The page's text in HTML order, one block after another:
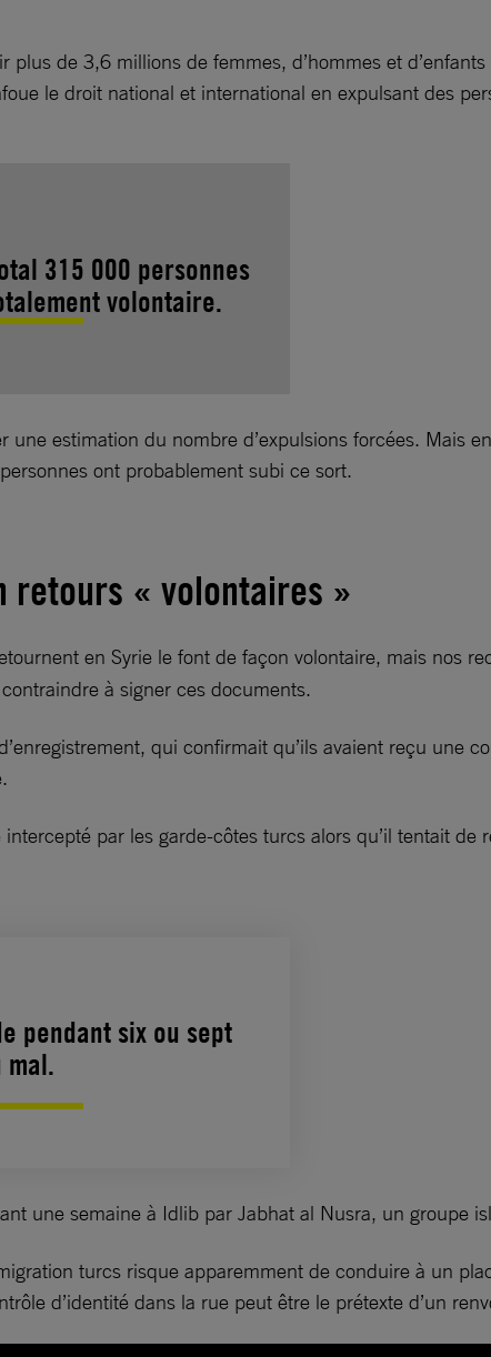
plus de 3,6 millions de femmes, d’hommes et
le droit national et international en expulsant des
315 000 personnes
volontaire.
estimation du nombre d’expulsions forcées. Mais
ont probablement subi ce sort.
retours « volontaires »
en Syrie le font de façon volontaire, mais nos
à signer ces documents.
qui confirmait qu’ils avaient reçu une
par les garde-côtes turcs alors qu’il tentait
pendant six ou sept
mal.
une semaine à Idlib par Jabhat al Nusra, un groupe
turcs risque apparemment de conduire à un
d’identité dans la rue peut être le prétexte d’un